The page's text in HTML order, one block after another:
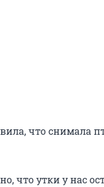
что снимала
что утки у нас